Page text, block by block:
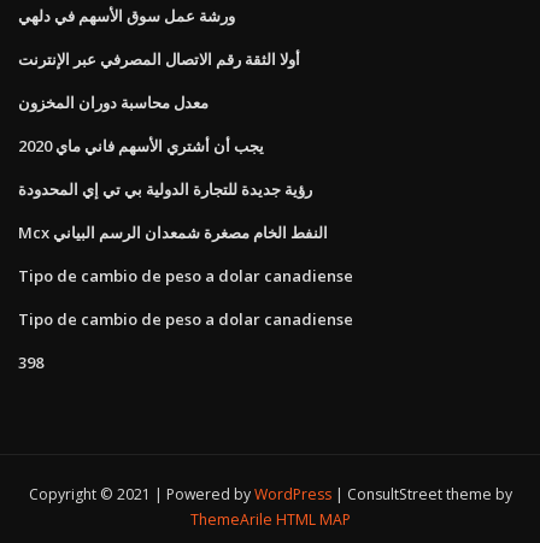
ورشة عمل سوق الأسهم في دلهي
أولا الثقة رقم الاتصال المصرفي عبر الإنترنت
معدل محاسبة دوران المخزون
يجب أن أشتري الأسهم فاني ماي 2020
رؤية جديدة للتجارة الدولية بي تي إي المحدودة
Mcx النفط الخام مصغرة شمعدان الرسم البياني
Tipo de cambio de peso a dolar canadiense
Tipo de cambio de peso a dolar canadiense
398
Copyright © 2021 | Powered byWordPress
ConsultStreet theme by
ThemeArile HTML MAP